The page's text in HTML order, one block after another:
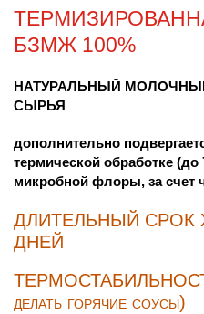
БЗМЖ 100%
НАТУРАЛЬНЫЙ
СЫРЬЯ
дополнительно
термической обработке
микробной флоры, за счет
ДЛИТЕЛЬНЫЙ СРОК
ДНЕЙ
ТЕРМОСТАБИЛЬНОСТЬ
делать горячие соусы)